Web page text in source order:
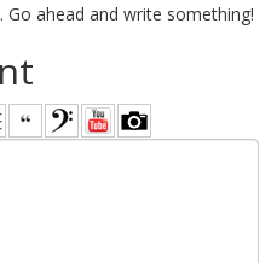
ahead and write something!